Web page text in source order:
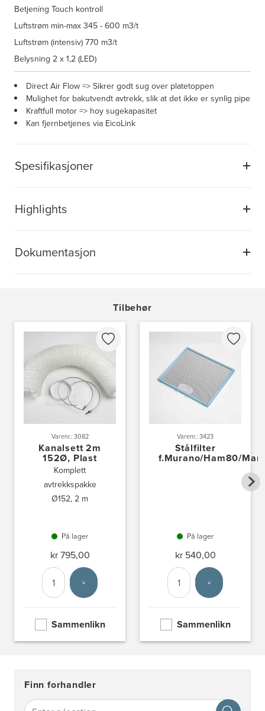
Spesifikasjoner
Highlights
Dokumentasjon
Betjening Touch kontroll
Luftstrøm min-max345 - 600 m3/t
Luftstrøm (intensiv)770 m3/t
Belysning 2 x 1,2 (LED)
Direct Air Flow => Sikrer godt sug over platetoppen
Mulighet for bakutvendt avtrekk, slik at det ikke er synlig pipe
Kraftfull motor => hoy sugekapasitet
Kan fjernbetjenes via EicoLink
Tilbehør
Varenr.: 3082
Kanalsett 2m
152Ø, Plast
Komplett
avtrekkspakke
Ø152, 2 m
På lager
kr 795,00
Antall
Velg enhet
Sammenlikn
Varenr.: 3423
Stålfilter
f.Murano/Ham80/
På lager
kr 540,00
Antall
Velg enhet
Sammenlikn
Finn forhandler